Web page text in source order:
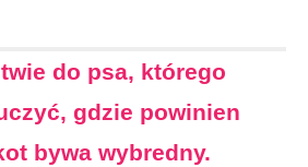
do psa, którego
gdzie powinien
bywa wybredny.